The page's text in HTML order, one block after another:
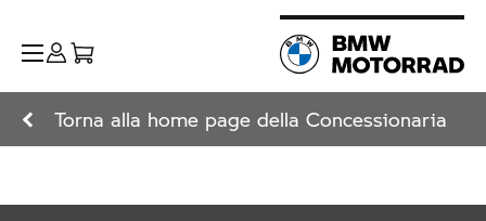
Torna alla home page della Concessionaria
+ Leggi di più